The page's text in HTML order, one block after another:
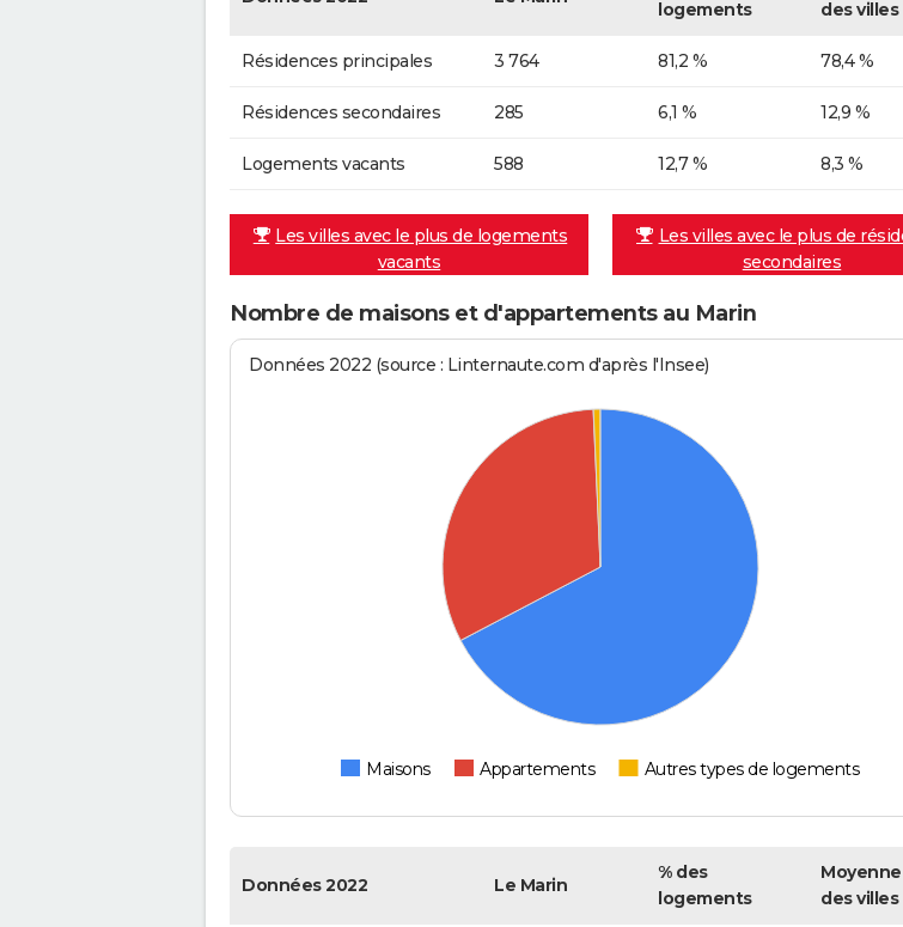
logements
des villes
Résidences principales 3 764 81,2 % 78,4 %
Résidences secondaires 285 6,1 % 12,9 %
Logements vacants 588 12,7 % 8,3 %
Les villes avec le plus de logements
vacants
Les villes avec le plus de
secondaires
Nombre de maisons et d'appartements au Marin
Données 2022 (source : Linternaute.com d'après l'Insee)
Maisons Appartements Autres types de logements
Données 2022 Le Marin
% des
logements
Moyenne
des villes